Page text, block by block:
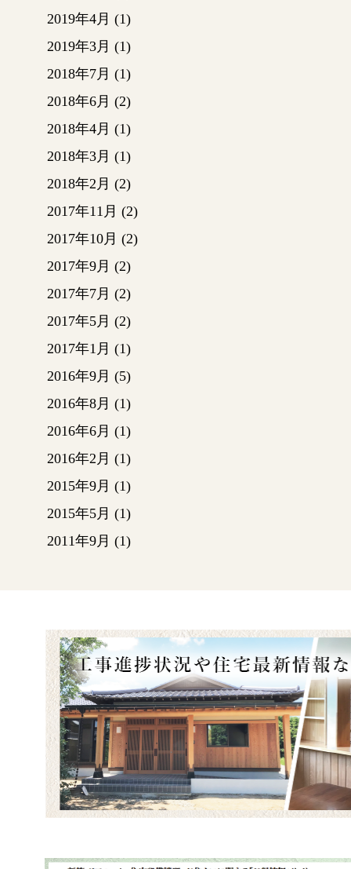
2019年4月 (1)
2019年3月 (1)
2018年7月 (1)
2018年6月 (2)
2018年4月 (1)
2018年3月 (1)
2018年2月 (2)
2017年11月 (2)
2017年10月 (2)
2017年9月 (2)
2017年7月 (2)
2017年5月 (2)
2017年1月 (1)
2016年9月 (5)
2016年8月 (1)
2016年6月 (1)
2016年2月 (1)
2015年9月 (1)
2015年5月 (1)
2011年9月 (1)